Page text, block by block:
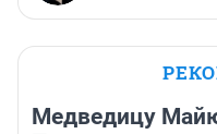
Медведицу